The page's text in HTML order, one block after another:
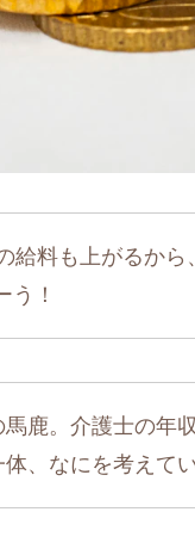
給料も上がるか
う！
鹿。介護士の年
、なにを考えて